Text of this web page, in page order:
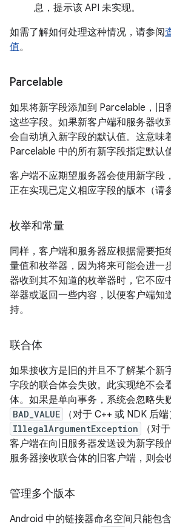
息，提示该 API 未实现。
如需了解如何处理这种情况，请参阅
值。
Parcelable
如果将新字段添加到 Parcelable，旧
这些字段。如果新客户端和服务器收
会自动填入新字段的默认值。这意味
Parcelable 中的所有新字段指定默认值
客户端不应期望服务器会使用新字段
正在实现已定义相应字段的版本（请
枚举和常量
同样，客户端和服务器应根据需要拒
量值和枚举器，因为将来可能会进一
器收到其不知道的枚举器时，它不应
举器或返回一些内容，以便客户端知
持。
联合体
如果接收方是旧的并且不了解某个新
字段的联合体会失败。此实现绝不会
体。如果是单向事务，系统会忽略失
BAD_VALUE （对于 C++ 或 NDK 后
IllegalArgumentException
（对
客户端在向旧服务器发送设为新字段
服务器接收联合体的旧客户端，则会
管理多个版本
Android 中的链接器命名空间只能包